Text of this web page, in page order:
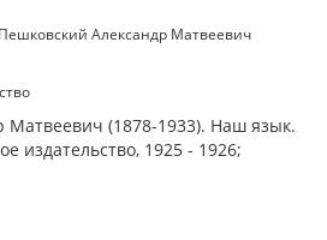
Пешковский Александр Матвеевич
Матвеевич (1878-1933). Наш язык.
издательство, 1925 - 1926;